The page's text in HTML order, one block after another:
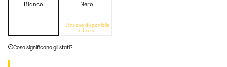
Bianco Nero
Di nuovo disponibile
a breve
Cosa significano gli stati?